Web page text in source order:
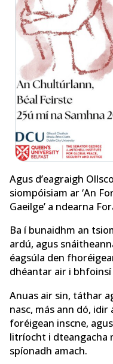
Agus d’eagraigh
siompóisiam ar ‘An
Gaeilge’ a ndearna
Ba í bunaidhm an
ardú, agus
éagsúla den
dhéantar air i
Anuas air sin, táthar
nasc, más ann dó,
foréigean inscne,
litríocht i dteangacha
spíonadh amach.